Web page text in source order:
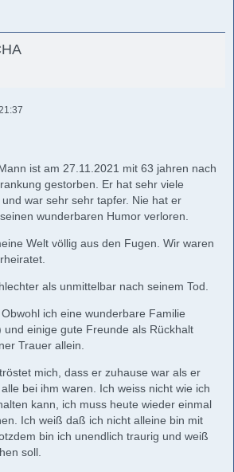
ist am 27.11.2021 mit 63 jahren nach
gestorben. Er hat sehr viele
war sehr sehr tapfer. Nie hat er
wunderbaren Humor verloren.
Welt völlig aus den Fugen. Wir waren
als unmittelbar nach seinem Tod.
ich eine wunderbare Familie
und einige gute Freunde als Rückhalt
Trauer allein.
mich, dass er zuhause war als er
bei ihm waren. Ich weiss nicht wie ich
kann, ich muss heute wieder einmal
Ich weiß daß ich nicht alleine bin mit
bin ich unendlich traurig und weiß
soll.